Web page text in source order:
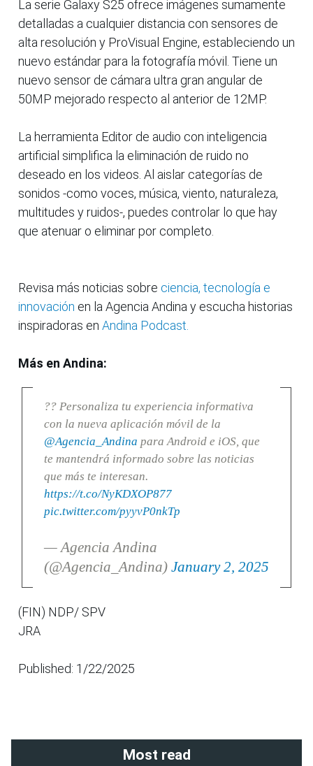
La serie Galaxy S25 ofrece imágenes sumamente
detalladas a cualquier distancia con sensores de
alta resolución y ProVisual Engine, estableciendo un
nuevo estándar para la fotografía móvil. Tiene un
nuevo sensor de cámara ultra gran angular de
50MP mejorado respecto al anterior de 12MP.
La herramienta Editor de audio con inteligencia
artificial simplifica la eliminación de ruido no
deseado en los videos. Al aislar categorías de
sonidos -como voces, música, viento, naturaleza,
multitudes y ruidos-, puedes controlar lo que hay
que atenuar o eliminar por completo.
Revisa más noticias sobre ciencia, tecnología e
innovación en la Agencia Andina y escucha historias
inspiradoras en Andina Podcast.
Más en Andina:
?? Personaliza tu experiencia informativa
con la nueva aplicación móvil de la
@Agencia_Andina para Android e iOS, que
te mantendrá informado sobre las noticias
que más te interesan.
https://t.co/NyKDXOP877
pic.twitter.com/pyyvP0nkTp
— Agencia Andina
(@Agencia_Andina) January 2, 2025
(FIN) NDP/ SPV
JRA
Published: 1/22/2025
Most read